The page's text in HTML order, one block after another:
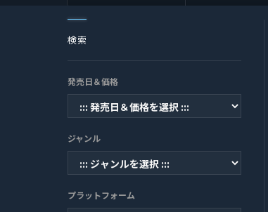
検索
発売日＆価格
ジャンル
プラットフォーム